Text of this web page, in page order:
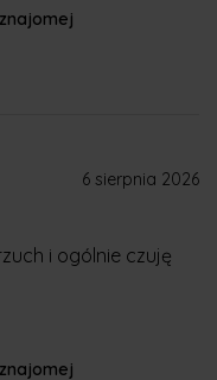
6 sierpnia 2026
i ogólnie czuję